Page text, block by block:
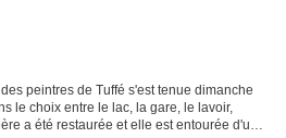
peintres de Tuffé s'est tenue dimanche
le choix entre le lac, la gare, le lavoir,
a été restaurée et elle est entourée d'un